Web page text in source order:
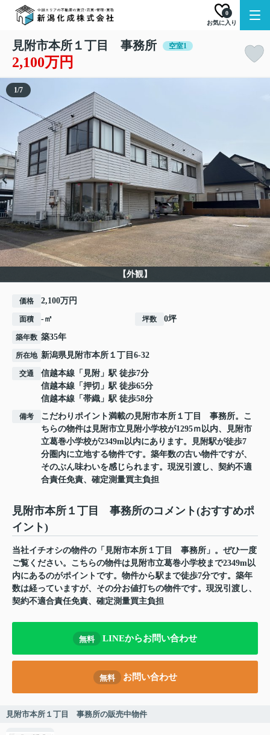
お気に入り
0
見附市本所１丁目 事務所 空室1
2,100万円
【外観】
1/7
価格 2,100万円
面積 -㎡ 坪数 0坪
築年数 築35年
所在地 新潟県見附市本所 １丁目6-32
交通 信越本線 「 見附 」駅 徒歩7分
信越本線 「 押切 」駅 徒歩65分
信越本線 「 帯織 」駅 徒歩58分
備考
こだわりポイント満載の見附市本所１丁目 事務所。こ
ちらの物件は見附市立見附小学校が1295ｍ以内、見附市
立葛巻小学校が2349m以内にあります。見附駅が徒歩7
分圏内に立地する物件です。築年数の古い物件ですが、
そのぶん味わいを感じられます。現況引渡し、契約不適
合責任免責、確定測量買主負担
見附市本所１丁目 事務所のコメント(おすすめポ
イント)
当社イチオシの物件の「見附市本所１丁目 事務所」。ぜひ一度
ご覧ください。こちらの物件は見附市立葛巻小学校まで2349m以
内にあるのがポイントです。物件から駅まで徒歩7分です。築年
数は経っていますが、その分お値打ちの物件です。現況引渡し、
契約不適合責任免責、確定測量買主負担
無料 LINEからお問い合わせ
無料 お問い合わせ
見附市本所１丁目 事務所の販売中物件